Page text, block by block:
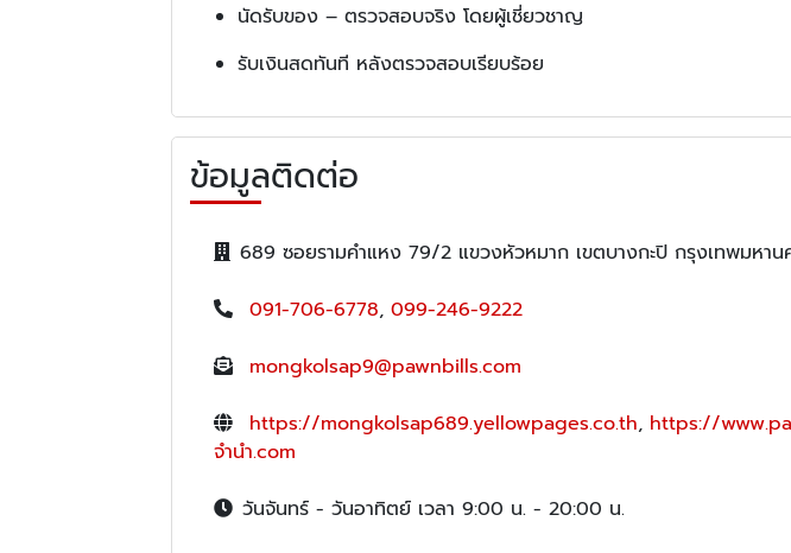
นัดรับของ – ตรวจสอบจริง โดยผู้เชี่ยวชาญ
รับเงินสดทันที หลังตรวจสอบเรียบร้อย
ข้อมูลติดต่อ
689 ซอยรามคำแหง 79/2 แขวงหัวหมาก เขตบางกะปิ กรุงเทพมหาน
091-706-6778, 099-246-9222
mongkolsap9@pawnbills.com
https://mongkolsap689.yellowpages.co.th, https://
จำนำ.com
วันจันทร์ - วันอาทิตย์ เวลา 9:00 น. - 20:00 น.